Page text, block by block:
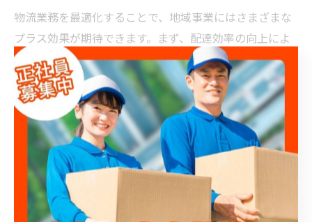
物流業務を最適化することで、地域事業にはさまざまな
プラス効果が期待できます。まず、配達効率の向上によ
り再配達や誤配送が減少し、結果としてコスト削減と顧
客満足度の向上が実現します。特にEC事業者や地域密着
型の販売店にとっては、安定した配送品質がリピート率
や新規顧客獲得に直結します。
また、物流業務の効率化はスタッフの負担軽減にも繋が
り、労働環境の改善や人材定着率向上の効果も見込めま
す。たとえば、無駄な待機時間や過度な残業が減ること
で、働きやすい職場環境が整います。これは、現場スタ